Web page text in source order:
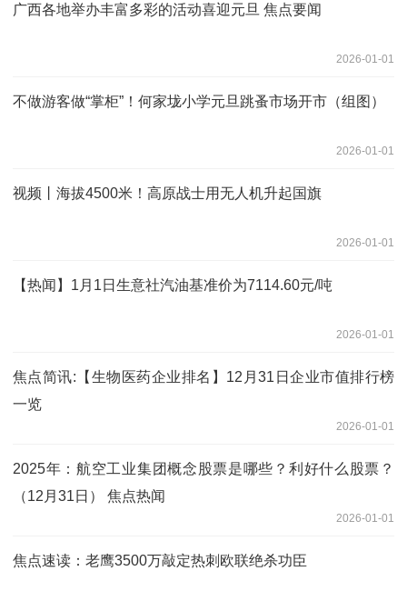
广西各地举办丰富多彩的活动喜迎元旦 焦点要闻
2026-01-01
不做游客做“掌柜”！何家垅小学元旦跳蚤市场开市（组图）
2026-01-01
视频丨海拔4500米！高原战士用无人机升起国旗
2026-01-01
【热闻】1月1日生意社汽油基准价为7114.60元/吨
2026-01-01
焦点简讯:【生物医药企业排名】12月31日企业市值排行榜
一览
2026-01-01
2025年：航空工业集团概念股票是哪些？利好什么股票？
（12月31日） 焦点热闻
2026-01-01
焦点速读：老鹰3500万敲定热刺欧联绝杀功臣